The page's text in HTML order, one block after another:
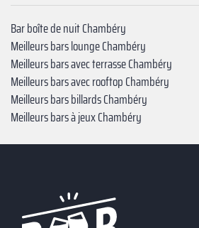
Bar boîte de nuit Chambéry
Meilleurs bars lounge Chambéry
Meilleurs bars avec terrasse Chambéry
Meilleurs bars avec rooftop Chambéry
Meilleurs bars billards Chambéry
Meilleurs bars à jeux Chambéry